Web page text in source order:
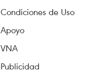
Condiciones de Uso
Apoyo
VNA
Publicidad